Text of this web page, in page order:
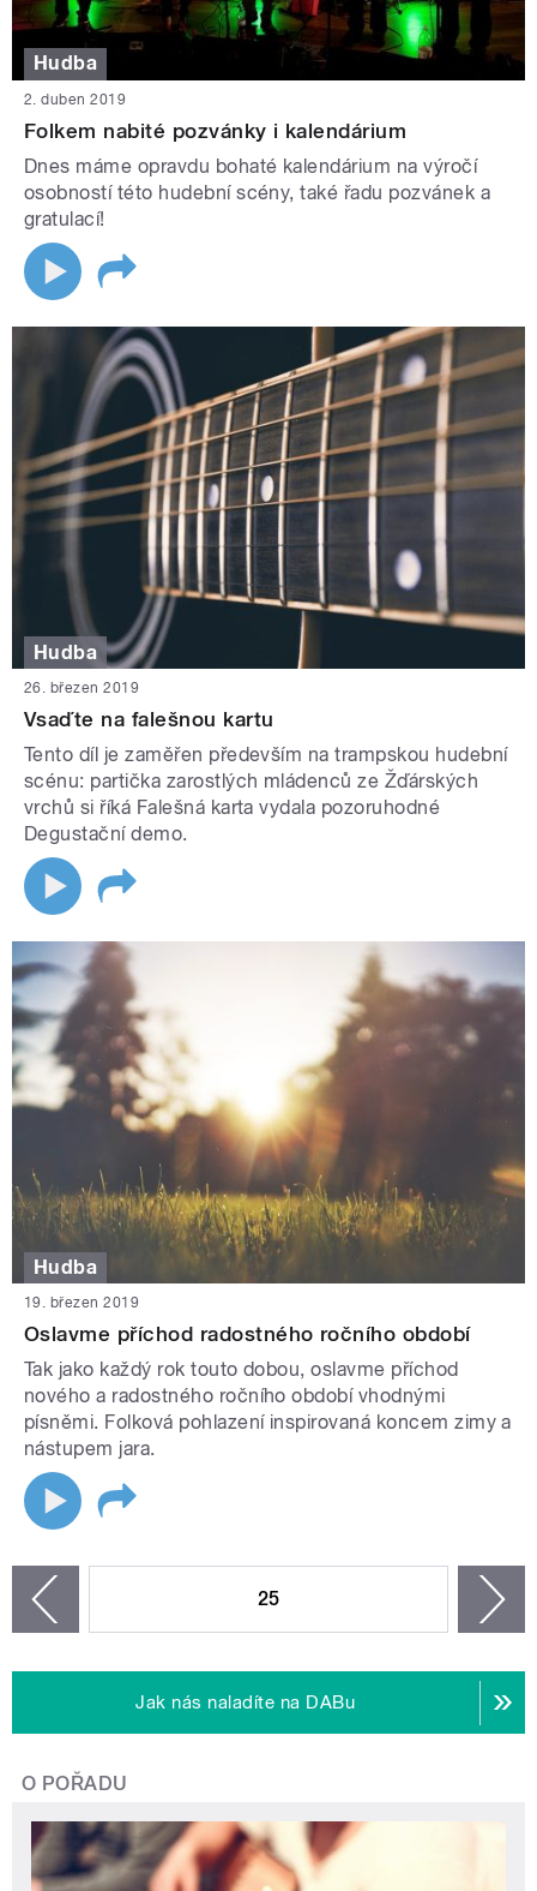
Hudba
2. duben 2019
Folkem nabité pozvánky i kalendárium
Dnes máme opravdu bohaté kalendárium na výročí
osobností této hudební scény, také řadu pozvánek a
gratulací!
Hudba
26. březen 2019
Vsaďte na falešnou kartu
Tento díl je zaměřen především na trampskou hudební
scénu: partička zarostlých mládenců ze Žďárských
vrchů si říká Falešná karta vydala pozoruhodné
Degustační demo.
Hudba
19. březen 2019
Oslavme příchod radostného ročního období
Tak jako každý rok touto dobou, oslavme příchod
nového a radostného ročního období vhodnými
písněmi. Folková pohlazení inspirovaná koncem zimy a
nástupem jara.
25
Jak nás naladíte na DABu
O POŘADU